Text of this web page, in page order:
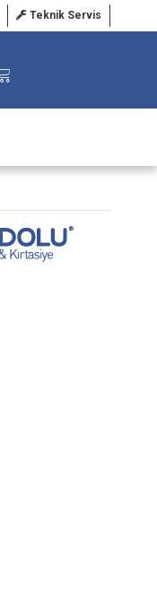
Teknik Servis